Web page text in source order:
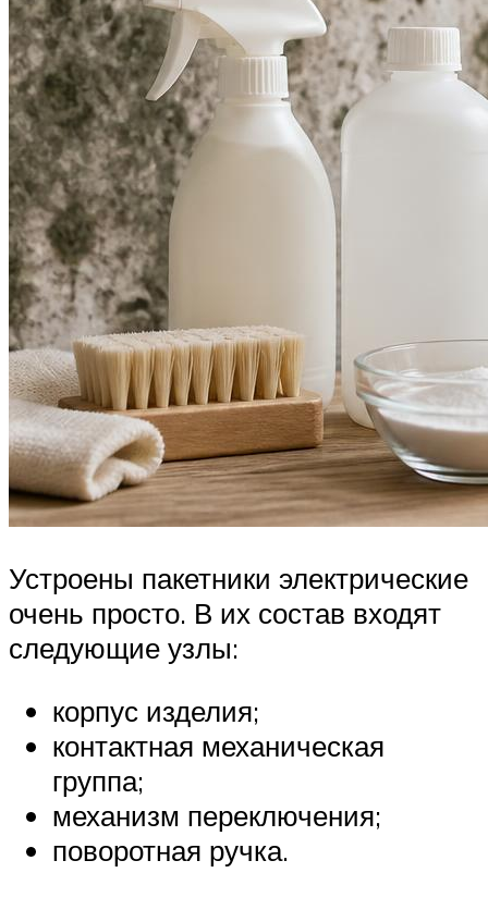
Устроены пакетники электрические
очень просто. В их состав входят
следующие узлы:
корпус изделия;
контактная механическая
группа;
механизм переключения;
поворотная ручка.